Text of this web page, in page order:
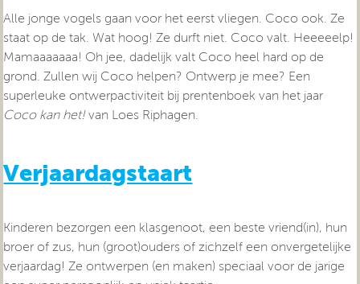
Alle jonge vogels gaan voor het eerst vliegen. Coco ook. Ze
staat op de tak. Wat hoog! Ze durft niet. Coco valt. Heeeeelp!
Mamaaaaaaa! Oh jee, dadelijk valt Coco heel hard op de
grond. Zullen wij Coco helpen? Ontwerp je mee? Een
superleuke ontwerpactiviteit bij prentenboek van het jaar
Coco kan het!van Loes Riphagen.
Verjaardagstaart
Kinderen bezorgen een klasgenoot, een beste vriend(in), hun
broer of zus, hun (groot)ouders of zichzelf een onvergetelijke
verjaardag! Ze ontwerpen (en maken) speciaal voor de jarige